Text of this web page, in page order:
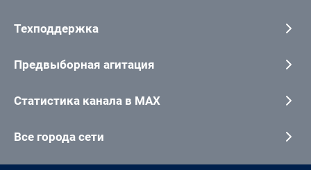
Техподдержка
Предвыборная агитация
Статистика канала в MAX
Все города сети